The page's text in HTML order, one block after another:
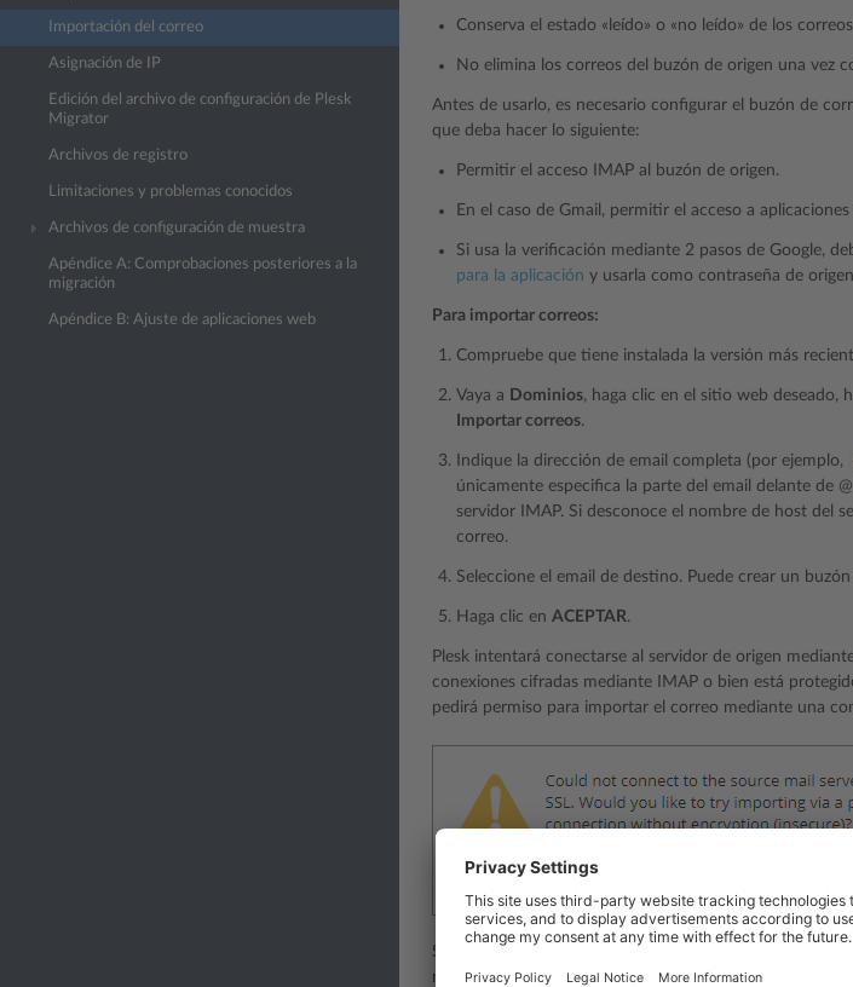
Importación del correo
Asignación de IP
Edición del archivo de configuración de Plesk
Migrator
Archivos de registro
Limitaciones y problemas conocidos
Archivos de configuración de muestra
Apéndice A: Comprobaciones posteriores a la
migración
Apéndice B: Ajuste de aplicaciones web
Conserva el estado «leído» o «no leído» de los
No elimina los correos del buzón de origen una vez
Antes de usarlo, es necesario configurar el buzón de
que deba hacer lo siguiente:
Permitir el acceso IMAP al buzón de origen.
En el caso de Gmail, permitir el acceso a aplicaciones
Si usa la verificación mediante 2 pasos de Google,
para la aplicación y usarla como contraseña de
Para importar correos:
Compruebe que tiene instalada la versión más
Vaya a Dominios, haga clic en el sitio web deseado,
Importar correos.
Indique la dirección de email completa (por ejemplo,
únicamente especifica la parte del email delante de
servidor IMAP. Si desconoce el nombre de host del
correo.
Seleccione el email de destino. Puede crear un
Haga clic en ACEPTAR.
Plesk intentará conectarse al servidor de origen
conexiones cifradas mediante IMAP o bien está
pedirá permiso para importar el correo mediante una
Si está de acuerdo con migrar los correos mediante
migración de los correos.